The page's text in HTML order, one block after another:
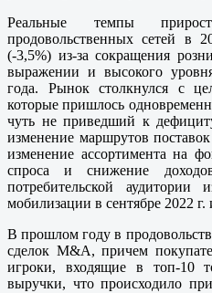
Реальные темпы
продовольственных сетей в
(-3,5%) из-за сокращения
выражении и высокого
года. Рынок столкнулся с
которые пришлось
чуть не приведший к
изменение маршрутов
изменение ассортимента на
спроса и снижение
потребительской
мобилизации в сентябре 2022
В прошлом году в
сделок M&A, причем
игроки, входящие в топ-10
выручки, что происходило